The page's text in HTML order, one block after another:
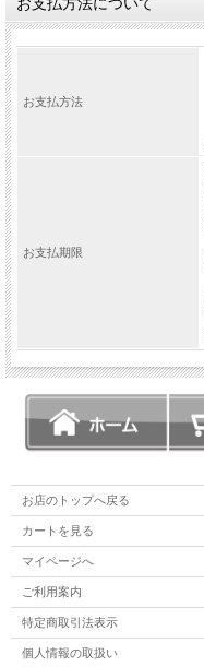
お支払方法について
お支払方法
お支払期限
お店のトップへ戻る
カートを見る
マイページへ
ご利用案内
特定商取引法表示
個人情報の取扱い